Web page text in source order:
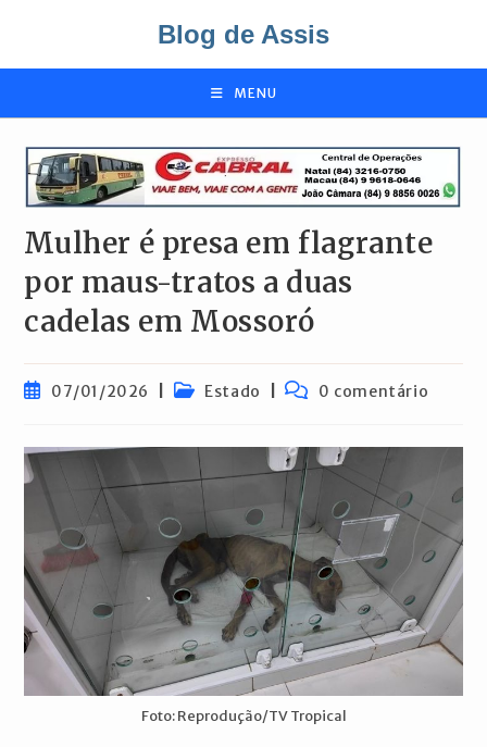
o
Blog de Assis
MENU
Mulher é presa em flagrante
por maus-tratos a duas
cadelas em Mossoró
Post07/01/2026
Categoria
Estado
Comentários
0 comentário
Foto: Reprodução/TV Tropical